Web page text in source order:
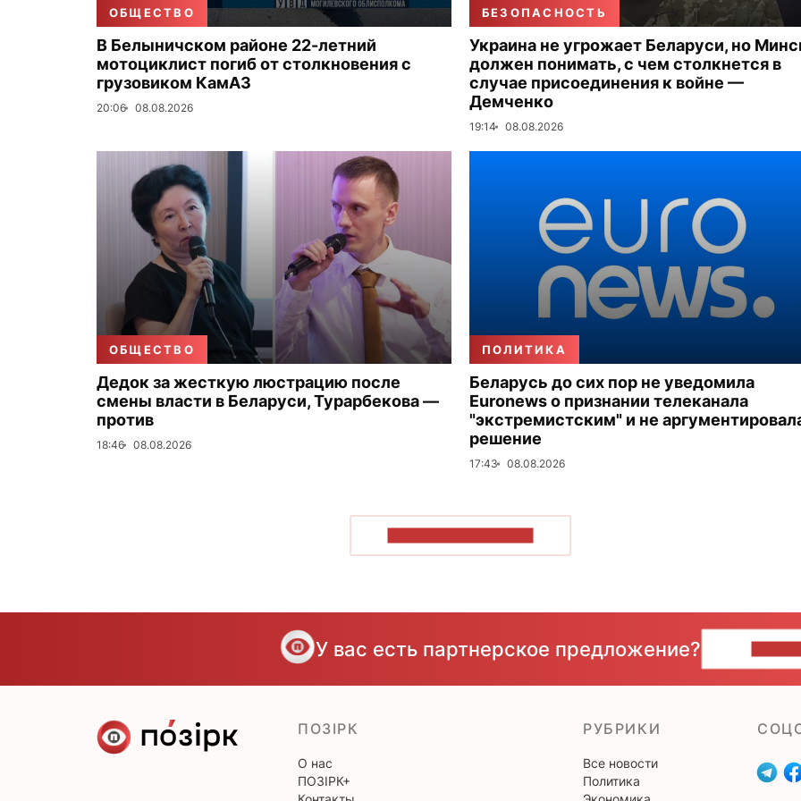
ОБЩЕСТВО
В Белыничском районе 22-летний
мотоциклист погиб от столкновения с
грузовиком КамАЗ
20:06 08.08.2026
БЕЗОПАСНОСТЬ
Украина не угрожает Беларуси, но
должен понимать, с чем столкнется в
случае присоединения к войне —
Демченко
19:14 08.08.2026
ОБЩЕСТВО
Дедок за жесткую люстрацию после
смены власти в Беларуси, Турарбекова —
против
18:46 08.08.2026
ПОЛИТИКА
Беларусь до сих пор не уведомила
Euronews о признании телеканала
"экстремистским" и не
решение
17:43 08.08.2026
У вас есть партнерское предложение?
ПОЗІРК
О нас
ПОЗІРК+
РУБРИКИ
Все новости
Политика